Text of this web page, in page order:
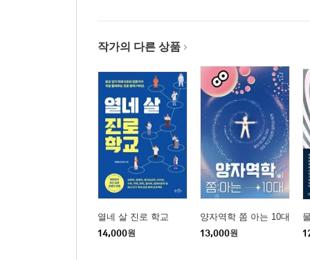
작가의 다른 상품
열네 살 진로 학교
14,000원
양자역학 쫌 아는 10대
13,000원